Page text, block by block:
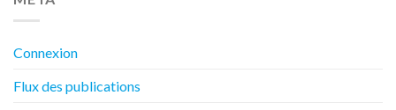
Connexion
Flux des publications